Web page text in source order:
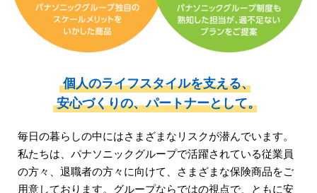
個人のライフスタイルを支える、
安心づくりの、パートナーとして。
毎日の暮らしの中にはさまざまなリスクが潜んでいます。
私たちは、パナソニックグループで活躍されている従業員
の方々、 退職者の方々に向けて、さまざまな保険商品をご
用意しております。 グループならではの視点で、ともに安